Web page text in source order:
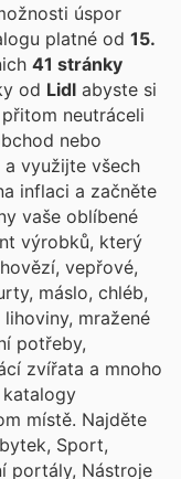
úspor
platné od 15.
41 stránky
od Lidl abyste si
neutráceli
nebo
využijte všech
inflaci a začněte
vaše oblíbené
výrobků, který
vepřové,
máslo, chléb,
mražené
potřeby,
zvířata a mnoho
katalogy
místě. Najděte
Sport,
portály, Nástroje